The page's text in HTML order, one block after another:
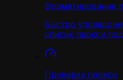
Форматирование
Быстро
список прокси
Проверка прокси